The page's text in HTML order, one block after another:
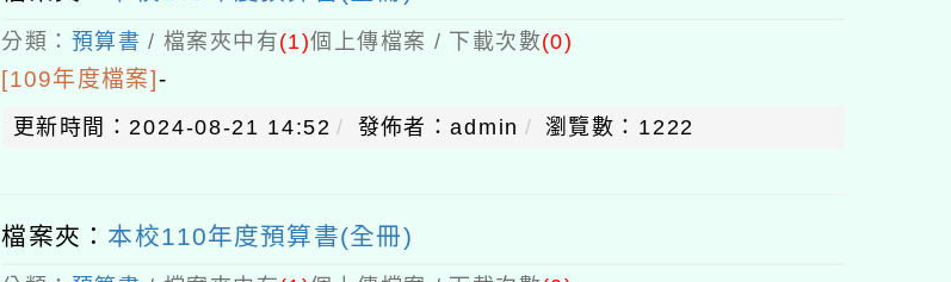
分類： 預算書 / 檔案夾中有(1)個上傳檔案 / 下載次數(0)
[109年度檔案]-
更新時間：2024-08-21 14:52 發佈者：admin 瀏覽數：1222
檔案夾： 本校110年度預算書(全冊)